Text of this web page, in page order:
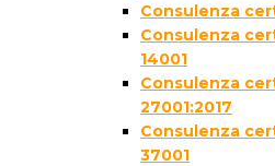
Consulenza
Consulenza
14001
Consulenza
27001:2017
Consulenza
37001